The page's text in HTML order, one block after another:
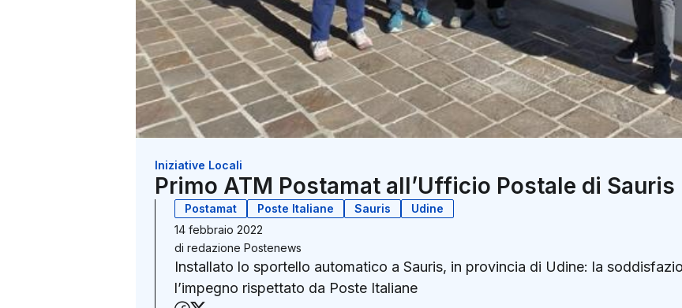
Iniziative Locali
Primo ATM Postamat all’Ufficio Postale di Sauris
Postamat Poste Italiane Sauris
Udine
14 febbraio 2022
di redazione Postenews
Installato lo sportello automatico a Sauris, in provincia di Udine: la
l’impegno rispettato da Poste Italiane